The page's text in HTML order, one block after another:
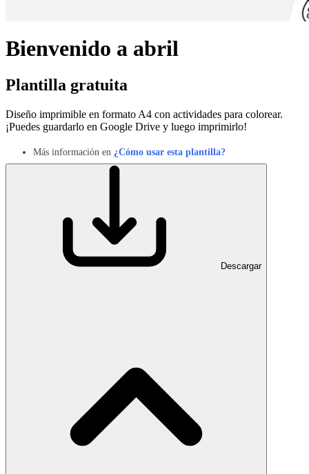
Bienvenido a abril
Plantilla gratuita
Diseño imprimible en formato A4 con actividades para colorear.
¡Puedes guardarlo en Google Drive y luego imprimirlo!
Más información en ¿Cómo usar esta plantilla?
Descargar